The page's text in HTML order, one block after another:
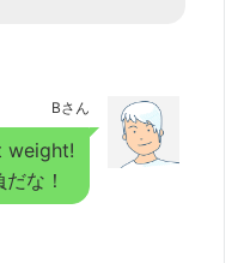
Bさん
weight!
な！